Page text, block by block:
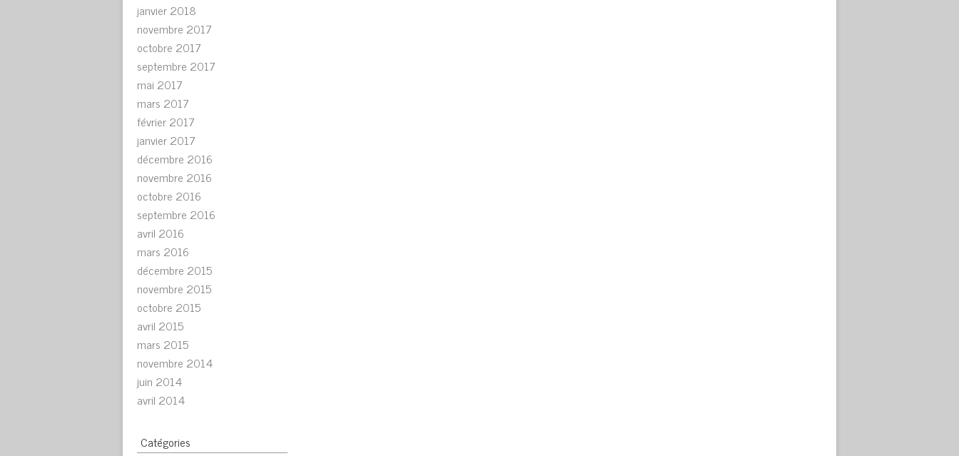
janvier 2018
novembre 2017
octobre 2017
septembre 2017
mai 2017
mars 2017
février 2017
janvier 2017
décembre 2016
novembre 2016
octobre 2016
septembre 2016
avril 2016
mars 2016
décembre 2015
novembre 2015
octobre 2015
avril 2015
mars 2015
novembre 2014
juin 2014
avril 2014
Catégories